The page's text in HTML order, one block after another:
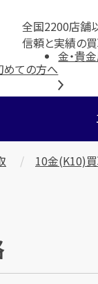
全国2200店舗
信頼と実績の買
めての方へ
金・貴
10金(K10)